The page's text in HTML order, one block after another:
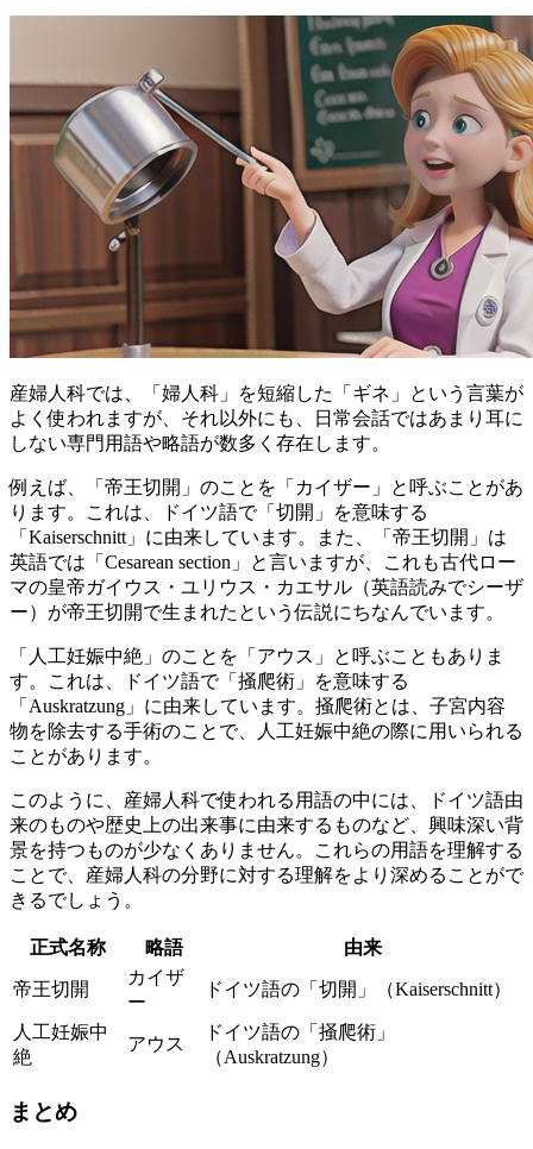
産婦人科では、「婦人科」を短縮した「ギネ」という言葉が
よく使われますが、それ以外にも、日常会話ではあまり耳に
しない専門用語や略語が数多く存在します。
例えば、 「帝王切開」のことを「カイザー」と呼ぶことがあ
ります。これは、ドイツ語で「切開」を意味する
「Kaiserschnitt」に由来しています。また、「帝王切開」は
英語では「Cesarean section」と言いますが、これも古代ロー
マの皇帝ガイウス・ユリウス・カエサル（英語読みでシーザ
ー）が帝王切開で生まれたという伝説にちなんでいます。
「人工妊娠中絶」のことを「アウス」と呼ぶこともありま
す。これは、ドイツ語で「掻爬術」を意味する
「Auskratzung」に由来しています。掻爬術とは、子宮内容
物を除去する手術のことで、人工妊娠中絶の際に用いられる
ことがあります。
このように、産婦人科で使われる用語の中には、ドイツ語由
来のものや歴史上の出来事に由来するものなど、興味深い背
景を持つものが少なくありません。これらの用語を理解する
ことで、産婦人科の分野に対する理解をより深めることがで
きるでしょう。
正式名称 略語 由来
帝王切開
カイザ
ー
ドイツ語の「切開」（Kaiserschnitt）
人工妊娠中
絶
アウス
ドイツ語の「掻爬術」
（Auskratzung）
まとめ